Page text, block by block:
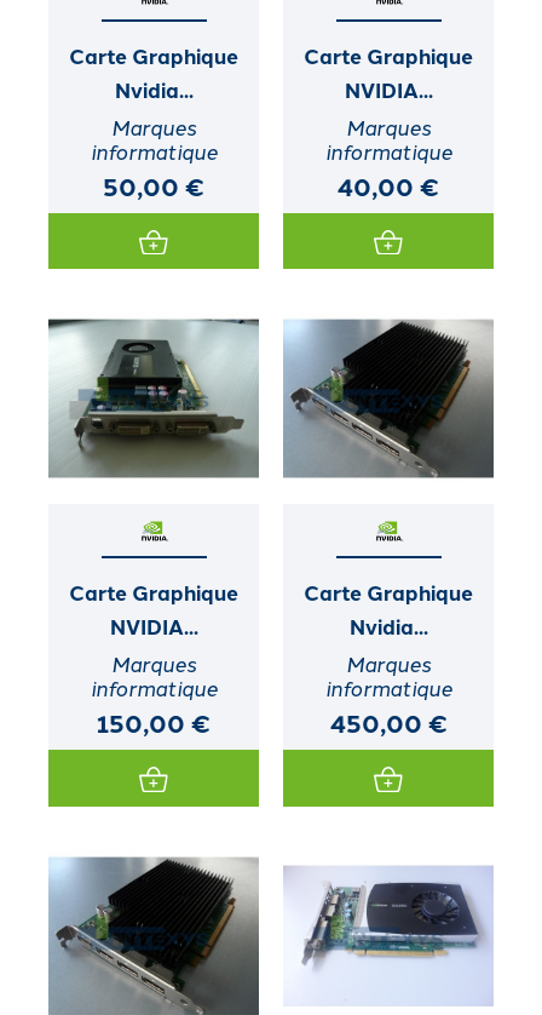
Carte Graphique
Nvidia...
Marques
informatique
50,00 €
Carte Graphique
NVIDIA...
Marques
informatique
40,00 €
Carte Graphique
NVIDIA...
Marques
informatique
150,00 €
Carte Graphique
Nvidia...
Marques
informatique
450,00 €